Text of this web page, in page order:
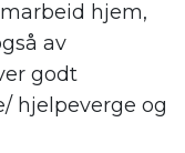
hjem,
av
godt
hjelpeverge og